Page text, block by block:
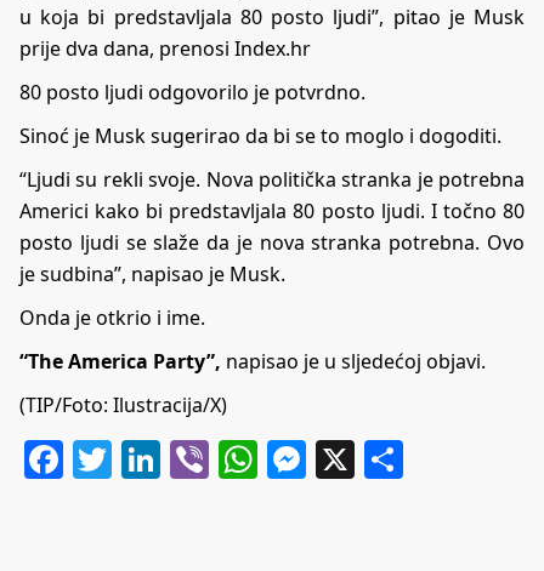
u koja bi predstavljala 80 posto ljudi”, pitao je Musk
prije dva dana, prenosi Index.hr
80 posto ljudi odgovorilo je potvrdno.
Sinoć je Musk sugerirao da bi se to moglo i dogoditi.
“Ljudi su rekli svoje. Nova politička stranka je potrebna
Americi kako bi predstavljala 80 posto ljudi. I točno 80
posto ljudi se slaže da je nova stranka potrebna. Ovo
je sudbina”, napisao je Musk.
Onda je otkrio i ime.
“The America Party”, napisao je u sljedećoj objavi.
(TIP/Foto: Ilustracija/X)
Facebook
Twitter
LinkedIn
ViberWhatsApp
Messenger
X